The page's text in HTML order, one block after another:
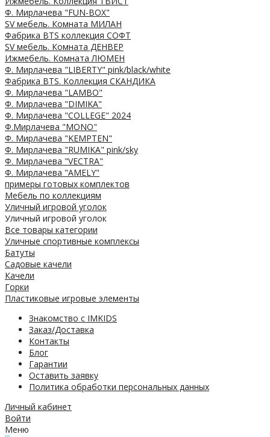
Ф. Мирлачева "FUN-BOX"
SV мебель. Комната МИЛАН
Фабрика BTS коллекция СОФТ
SV мебель. Комната ДЕНВЕР
Ижмебель. Комната ЛЮМЕН
Ф. Мирлачева "LIBERTY" pink/black/white
Фабрика BTS. Коллекция СКАНДИКА
Ф. Мирлачева "LAMBO"
Ф. Мирлачева "DIMIKA"
Ф. Мирлачева "COLLEGE" 2024
Ф.Мирлачева "MONO"
Ф. Мирлачева "KEMPTEN"
Ф. Мирлачева "RUMIKA" pink/sky
Ф. Мирлачева "VECTRA"
Ф. Мирлачева "AMELY"
примеры готовых комплектов
Мебель по коллекциям
Уличный игровой уголок
Уличный игровой уголок
Все товары категории
Уличные спортивные комплексы
Батуты
Садовые качели
Качели
Горки
Пластиковые игровые элементы
Знакомство с IMKIDS
Заказ/Доставка
Контакты
Блог
Гарантии
Оставить заявку
Политика обработки персональных данных
Личный кабинет
Войти
Меню